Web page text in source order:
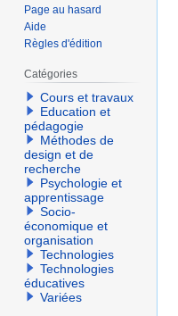
Page au hasard
Aide
Règles d'édition
Catégories
Cours et travaux
Education et
pédagogie
Méthodes de
design et de
recherche
Psychologie et
apprentissage
Socio-
économique et
organisation
Technologies
Technologies
éducatives
Variées